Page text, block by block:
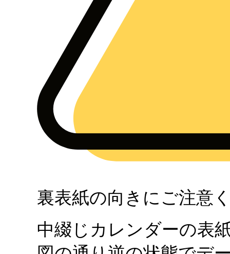
裏表紙の向きにご注意
中綴じカレンダーの表